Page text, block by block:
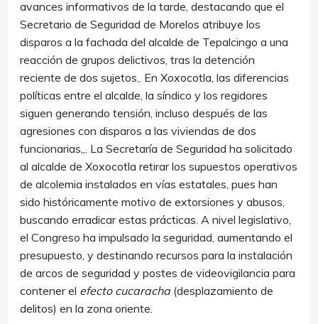
avances informativos de la tarde, destacando que el
Secretario de Seguridad de Morelos atribuye los
disparos a la fachada del alcalde de Tepalcingo a una
reacción de grupos delictivos, tras la detención
reciente de dos sujetos,. En Xoxocotla, las diferencias
políticas entre el alcalde, la síndico y los regidores
siguen generando tensión, incluso después de las
agresiones con disparos a las viviendas de dos
funcionarias,,. La Secretaría de Seguridad ha solicitado
al alcalde de Xoxocotla retirar los supuestos operativos
de alcolemia instalados en vías estatales, pues han
sido históricamente motivo de extorsiones y abusos,
buscando erradicar estas prácticas. A nivel legislativo,
el Congreso ha impulsado la seguridad, aumentando el
presupuesto, y destinando recursos para la instalación
de arcos de seguridad y postes de videovigilancia para
contener el efecto cucaracha(desplazamiento de
delitos) en la zona oriente.